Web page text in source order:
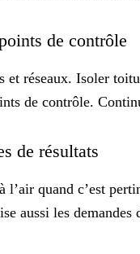
de contrôle
réseaux. Isoler
de contrôle.
de résultats
l’air quand c’est
aussi les